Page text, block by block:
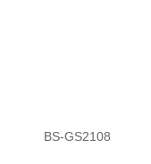
BS-GS2108